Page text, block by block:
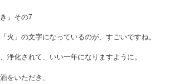
」その7
火」の文字になっているのが、すごいですね。
浄化されて、いい一年になりますように。
をいただき、